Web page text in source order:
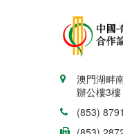
澳門湖畔
辦公樓3樓
(853)